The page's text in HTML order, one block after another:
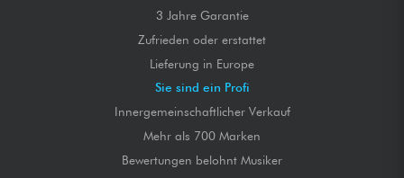
3 Jahre Garantie
Zufrieden oder erstattet
Lieferung in Europe
Sie sind ein Profi
Innergemeinschaftlicher Verkauf
Mehr als 700 Marken
Bewertungen belohnt Musiker